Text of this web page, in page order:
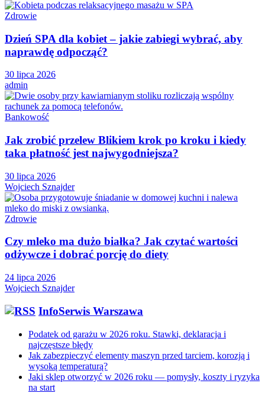
Zdrowie
Dzień SPA dla kobiet – jakie zabiegi wybrać, aby
naprawdę odpocząć?
30 lipca 2026
admin
Bankowość
Jak zrobić przelew Blikiem krok po kroku i kiedy
taka płatność jest najwygodniejsza?
30 lipca 2026
Wojciech Sznajder
Zdrowie
Czy mleko ma dużo białka? Jak czytać wartości
odżywcze i dobrać porcję do diety
24 lipca 2026
Wojciech Sznajder
InfoSerwis Warszawa
Podatek od garażu w 2026 roku. Stawki, deklaracja i
najczęstsze błędy
Jak zabezpieczyć elementy maszyn przed tarciem, korozją i
wysoką temperaturą?
Jaki sklep otworzyć w 2026 roku — pomysły, koszty i ryzyka
na start